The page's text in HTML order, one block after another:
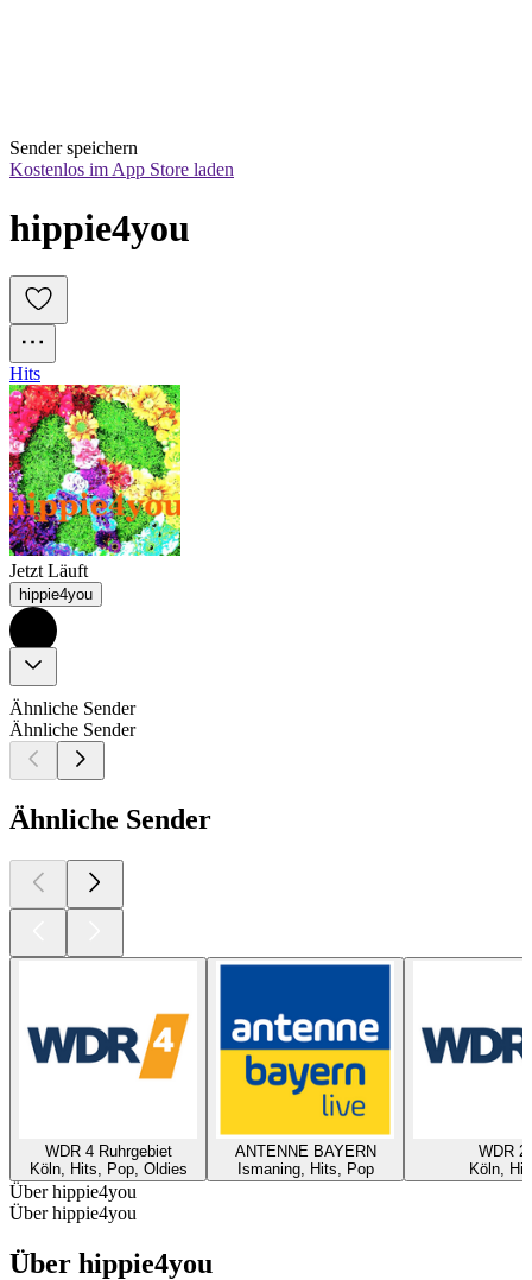
Sender speichern
Kostenlos im App Store laden
hippie4you
Hits
Jetzt Läuft
hippie4you
Ähnliche Sender
Ähnliche Sender
Ähnliche Sender
WDR 4 Ruhrgebiet
Köln, Hits, Pop, Oldies
ANTENNE BAYERN
Ismaning, Hits, Pop
WDR 2
Köln,
Über hippie4you
Über hippie4you
Über hippie4you